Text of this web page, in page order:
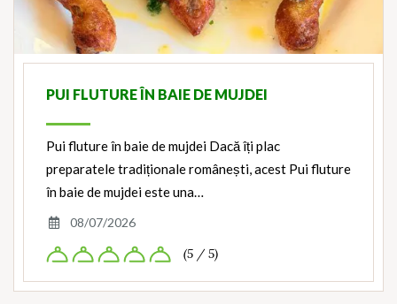
PUI FLUTURE ÎN BAIE DE MUJDEI
Pui fluture în baie de mujdei Dacă îți plac
preparatele tradiționale românești, acest Pui fluture
în baie de mujdei este una…
08/07/2026
(5 / 5)